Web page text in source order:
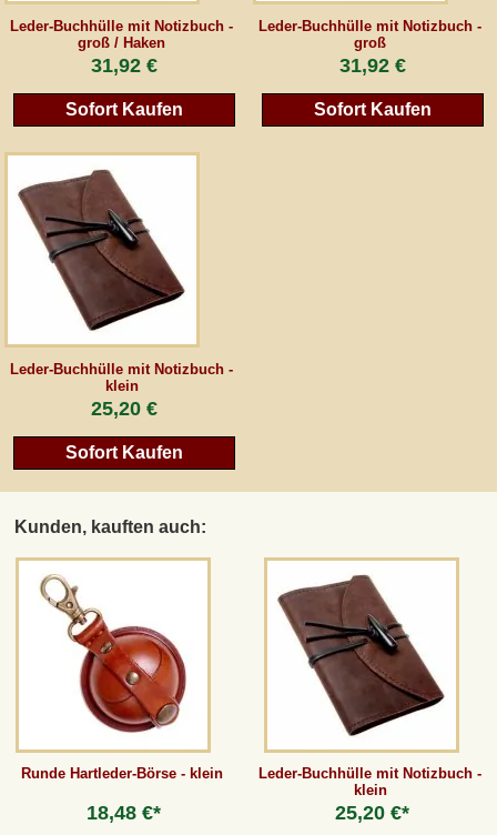
Leder-Buchhülle mit Notizbuch -
groß / Haken
31,92 €
Sofort Kaufen
Leder-Buchhülle mit Notizbuch -
groß
31,92 €
Sofort Kaufen
Leder-Buchhülle mit Notizbuch -
klein
25,20 €
Sofort Kaufen
Kunden, kauften auch:
Runde Hartleder-Börse - klein
18,48 €*
Leder-Buchhülle mit Notizbuch -
klein
25,20 €*
Newsletter
Vertrag wiederrufen
*Alle Preise inkl. MwSt., inkl. Verpackungskosten, zggl. Versandkosten und zzgl.
eventueller Zölle (bei Nicht-EU-Ländern). Durchgestrichene Preise entsprechen dem
bisherigen Preis bei peraperis.com.